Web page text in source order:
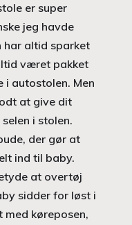
er super
jeg havde
har altid sparket
været pakket
i autostolen. Men
at give dit
i stolen.
der gør at
ind til baby.
at overtøj
sidder for løst i
køreposen,